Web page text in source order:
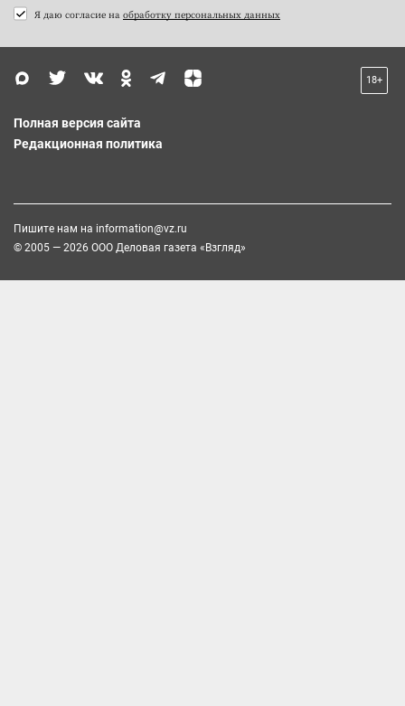
Я даю согласие на обработку персональных данных
18+
Полная версия сайта
Редакционная политика
Пишите нам на information@vz.ru
© 2005 — 2026 ООО Деловая газета «Взгляд»